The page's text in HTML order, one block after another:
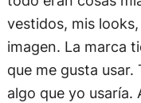
vestidos, mis
imagen. La marca
que me gusta
algo que yo